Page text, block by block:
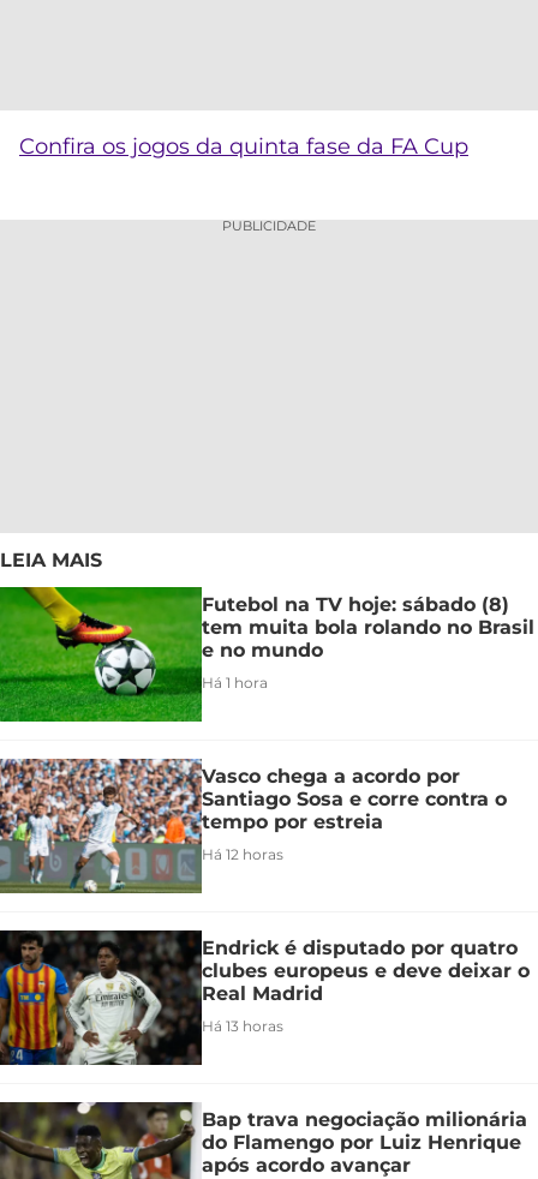
Confira os jogos da quinta fase da FA Cup
PUBLICIDADE
LEIA MAIS
Futebol na TV hoje: sábado (8)
tem muita bola rolando no Brasil
e no mundo
Há 1 hora
Vasco chega a acordo por
Santiago Sosa e corre contra o
tempo por estreia
Há 12 horas
Endrick é disputado por quatro
clubes europeus e deve deixar o
Real Madrid
Há 13 horas
Bap trava negociação milionária
do Flamengo por Luiz Henrique
após acordo avançar